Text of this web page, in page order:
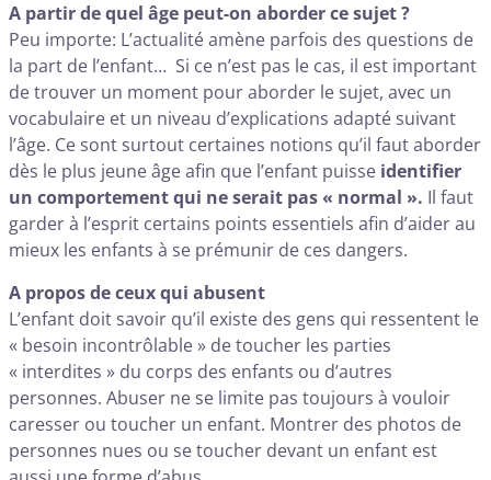
A partir de quel âge peut-on aborder ce sujet ?
Peu importe: L’actualité amène parfois des questions de
la part de l’enfant… Si ce n’est pas le cas, il est important
de trouver un moment pour aborder le sujet, avec un
vocabulaire et un niveau d’explications adapté suivant
l’âge. Ce sont surtout certaines notions qu’il faut aborder
dès le plus jeune âge afin que l’enfant puisse identifier
un comportement qui ne serait pas « normal ». Il faut
garder à l’esprit certains points essentiels afin d’aider au
mieux les enfants à se prémunir de ces dangers.
A propos de ceux qui abusent
L’enfant doit savoir qu’il existe des gens qui ressentent le
« besoin incontrôlable » de toucher les parties
« interdites » du corps des enfants ou d’autres
personnes. Abuser ne se limite pas toujours à vouloir
caresser ou toucher un enfant. Montrer des photos de
personnes nues ou se toucher devant un enfant est